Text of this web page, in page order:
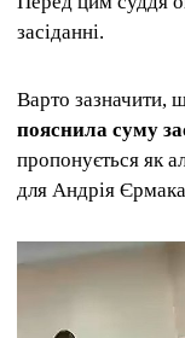
засіданні.
Варто зазначити,
пояснила суму
пропонується як
для Андрія